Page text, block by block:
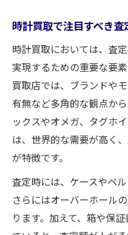
時計買取で注目すべき
時計買取においては、査
実現するための重要な要
買取店では、ブランドや
有無など多角的な観点か
ックスやオメガ、タグホ
は、世界的な需要が高く
が特徴です。
査定時には、ケースやベ
さらにはオーバーホール
ります。加えて、箱や保